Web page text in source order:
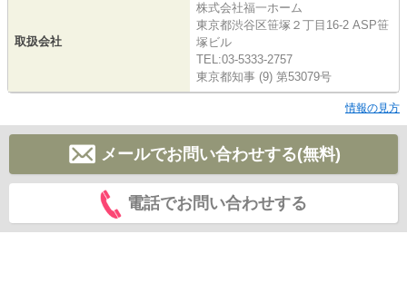
取扱会社
株式会社福一ホーム
東京都渋谷区笹塚２丁目16-2 ASP笹
塚ビル
TEL:03-5333-2757
東京都知事 (9) 第53079号
情報の見方
メールでお問い合わせする(無料)
電話でお問い合わせする